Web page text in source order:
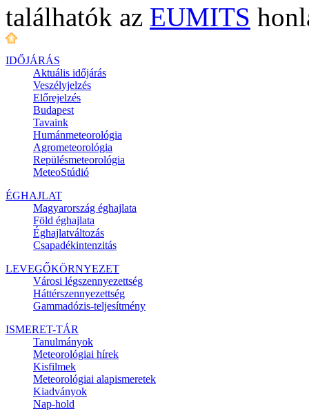
találhatók az EUMITS
IDŐJÁRÁS
Aktuális időjárás
Veszélyjelzés
Előrejelzés
Budapest
Tavaink
Humánmeteorológia
Agrometeorológia
Repülésmeteorológia
MeteoStúdió
ÉGHAJLAT
Magyarország éghajlata
Föld éghajlata
Éghajlatváltozás
Csapadékintenzitás
LEVEGŐKÖRNYEZET
Városi légszennyezettség
Háttérszennyezettség
Gammadózis-teljesítmény
ISMERET-TÁR
Tanulmányok
Meteorológiai hírek
Kisfilmek
Meteorológiai alapismeretek
Kiadványok
Nap-hold